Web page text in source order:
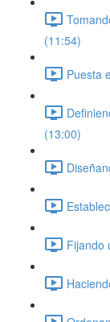
(11:54)
Puesta
(13:00)
Fijando